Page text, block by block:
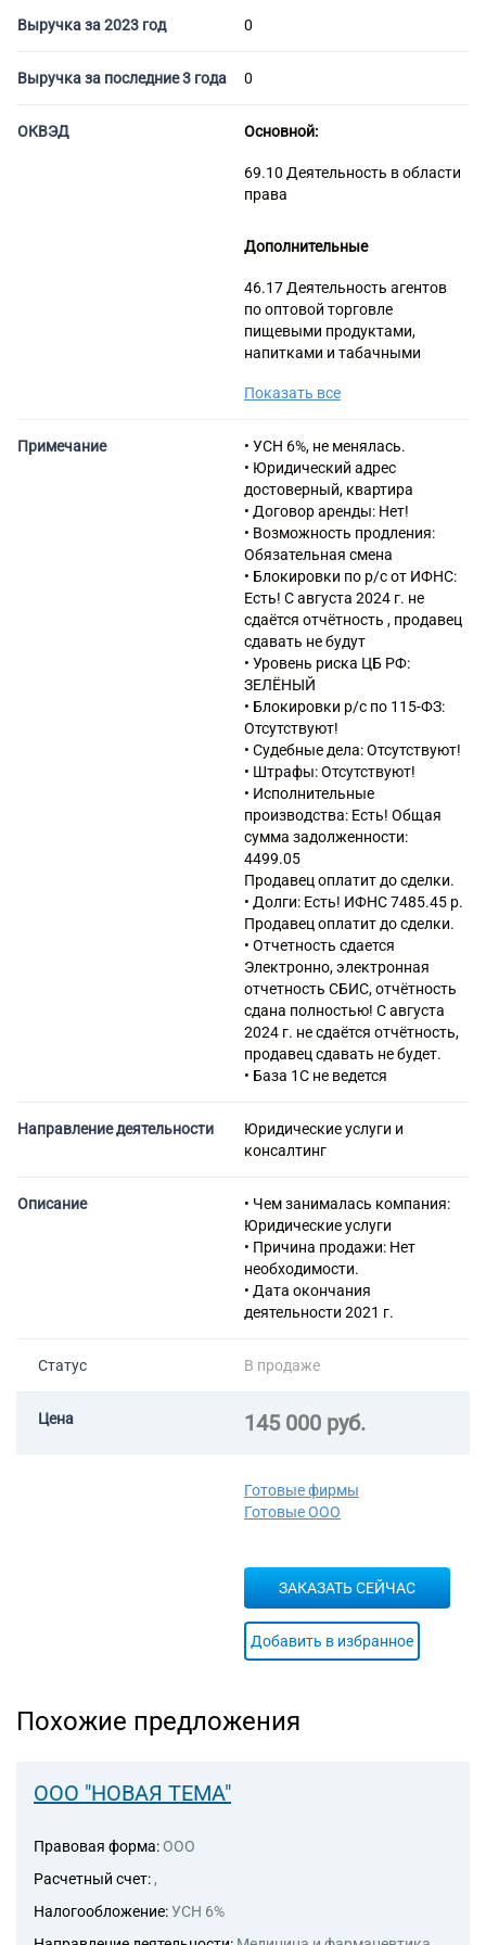
Выручка за 2023 год 0
Выручка за последние 3 года 0
ОКВЭД Основной:
69.10 Деятельность в области
права
Дополнительные
46.17 Деятельность агентов
по оптовой торговле
пищевыми продуктами,
напитками и табачными
47.25 Торговля розничная
специализированных
магазинах
68.10 Покупка и продажа
собственного недвижимого
имущества
68.10.1 Подготовка к продаже
собственного недвижимого
имущества
68.20 Аренда и управление
собственным или
арендованным недвижимым
имуществом
68.31 Деятельность агентств
недвижимости за
вознаграждение или на
договорной основе
69.20 Деятельность по
оказанию услуг в области
бухгалтерского учета, по
проведению финансового
аудита, по налоговому
консультированию
70.22 Консультирование по
вопросам коммерческой
деятельности и управления
73.20.1 Исследование
конъюнктуры рынка
73.20.2 Деятельность по
изучению общественного
мнения
74.30 Деятельность по
письменному и устному
79.11 Деятельность
туристических агентств
82.19 Деятельность по
фотокопированию и
подготовке документов и
прочая специализированная
деятельности офиса
упаковыванию товаров
97.00 Деятельность домашних
работниками
99.00 Деятельность
экстерриториальных
Показать все
Примечание
• УСН 6%, не менялась.
• Юридический адрес
достоверный, квартира
• Договор аренды: Нет!
• Возможность продления:
Обязательная смена
• Блокировки по р/с от ИФНС:
Есть! С августа 2024 г. не
сдаётся отчётность , продавец
сдавать не будут
• Уровень риска ЦБ РФ:
ЗЕЛЁНЫЙ
• Блокировки р/с по 115-ФЗ:
Отсутствуют!
• Судебные дела: Отсутствуют!
• Штрафы: Отсутствуют!
• Исполнительные
производства: Есть! Общая
сумма задолженности:
4499.05
Продавец оплатит до сделки.
• Долги: Есть! ИФНС 7485.45 р.
Продавец оплатит до сделки.
• Отчетность сдается
Электронно, электронная
отчетность СБИС, отчётность
сдана полностью! С августа
2024 г. не сдаётся отчётность,
продавец сдавать не будет.
• База 1С не ведется
Направление деятельности
Юридические услуги и
консалтинг
Описание
• Чем занималась компания:
Юридические услуги
• Причина продажи: Нет
необходимости.
• Дата окончания
деятельности 2021 г.
Статус В продаже
Цена 145 000 руб.
Готовые фирмы
Готовые ООО
ЗАКАЗАТЬ СЕЙЧАС
Добавить в избранное
Похожие предложения
ООО "НОВАЯ ТЕМА"
Правовая форма: ООО
Расчетный счет: ,
Налогообложение:УСН 6%